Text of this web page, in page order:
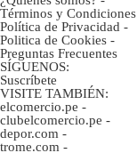
Términos y Condiciones
Política de Privacidad -
Politica de Cookies -
Preguntas Frecuentes
SÍGUENOS:
Suscríbete
VISITE TAMBIÉN:
elcomercio.pe -
clubelcomercio.pe -
depor.com -
trome.com -